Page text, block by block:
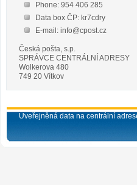
Phone: 954 406 285
Data box ČP: kr7cdry
E-mail: info@cpost.cz
Česká pošta, s.p.
SPRÁVCE CENTRÁLNÍ ADRESY
Wolkerova 480
749 20 Vítkov
Uveřejněná data na centrální